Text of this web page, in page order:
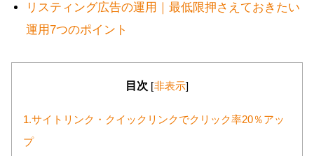
リスティング広告の運用｜最低限押さえておきたい
運用7つのポイント
目次 [非表示]
1.サイトリンク・クイックリンクでクリック率20％アッ
プ